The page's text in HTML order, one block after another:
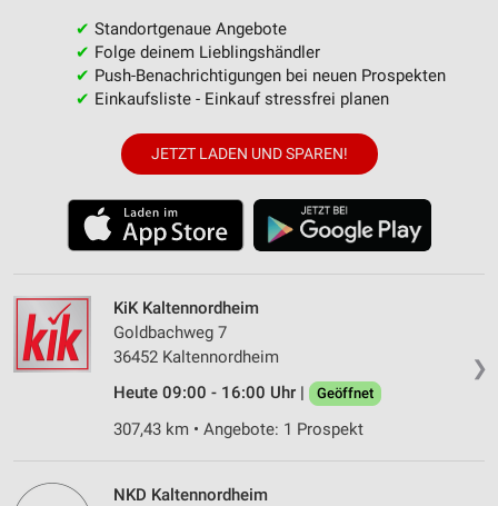
✔ Standortgenaue Angebote
✔ Folge deinem Lieblingshändler
✔ Push-Benachrichtigungen bei neuen Prospekten
✔ Einkaufsliste - Einkauf stressfrei planen
JETZT LADEN UND SPAREN!
❯
KiK Kaltennordheim
Goldbachweg 7
36452 Kaltennordheim
Heute 09:00 - 16:00 Uhr |
Geöffnet
307,43 km • Angebote: 1 Prospekt
NKD Kaltennordheim